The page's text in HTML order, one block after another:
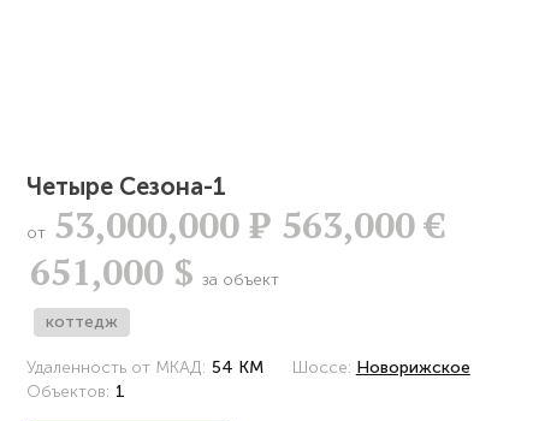
Четыре Сезона-1
от 53,000,000Р 563,000 €
651,000 $ за объект
коттедж
Удаленность от МКАД: 54 КМ Шоссе: Новорижское
Объектов: 1